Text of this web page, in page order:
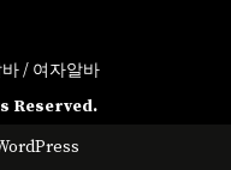
/ 여자알바
Reserved.